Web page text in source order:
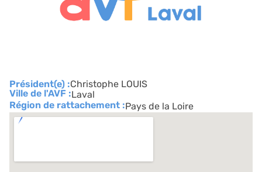
Président(e) :Christophe LOUIS
Ville de l'AVF :Laval
Région de rattachement :Pays de la Loire